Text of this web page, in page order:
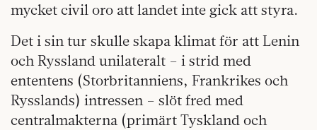
mycket civil oro att landet inte gick att styra.
Det i sin tur skulle skapa klimat för att Lenin
och Ryssland unilateralt – i strid med
ententens (Storbritanniens, Frankrikes och
Rysslands) intressen – slöt fred med
centralmakterna (primärt Tyskland och